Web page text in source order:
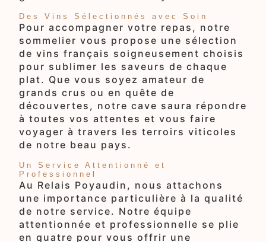
Des Vins Sélectionnés avec Soin
Pour accompagner votre repas, notre
sommelier vous propose une sélection
de vins français soigneusement choisis
pour sublimer les saveurs de chaque
plat. Que vous soyez amateur de
grands crus ou en quête de
découvertes, notre cave saura répondre
à toutes vos attentes et vous faire
voyager à travers les terroirs viticoles
de notre beau pays.
Un Service Attentionné et
Professionnel
Au Relais Poyaudin, nous attachons
une importance particulière à la qualité
de notre service. Notre équipe
attentionnée et professionnelle se plie
en quatre pour vous offrir une